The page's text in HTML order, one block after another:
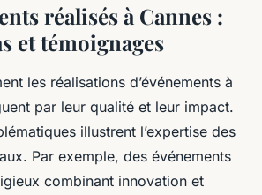
réalisés à Cannes :
et témoignages
les réalisations d’événements à
par leur qualité et leur impact.
illustrent l’expertise des
Par exemple, des événements
combinant innovation et